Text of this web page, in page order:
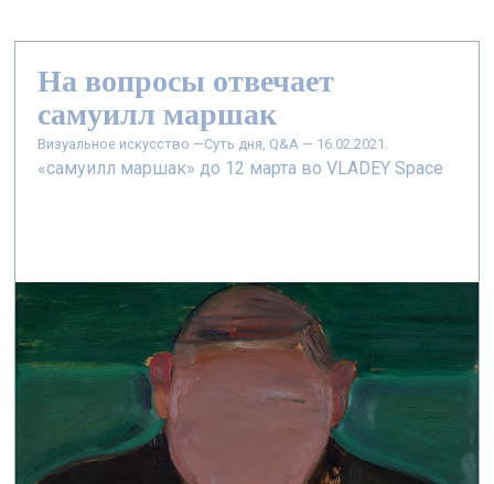
На вопросы отвечает
самуилл маршак
визуальное искусство —Суть дня, Q&A — 16.02.2021.
«самуилл маршак» до 12 марта во VLADEY Space